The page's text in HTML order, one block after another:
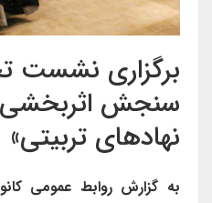
برگزاری
سنجش
نهادهای تربیتی»
به گزارش روابط عمومی